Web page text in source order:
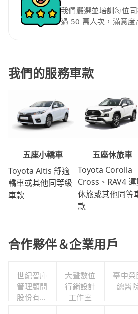
我們嚴選並培訓每位
過 50 萬人次，滿意度
我們的服務車款
五座小轎車
Toyota Altis 舒適
轎車或其他同等級
車款
五座休旅車
Toyota Corolla
Cross、RAV4
休旅或其他同等
款
合作夥伴＆企業用戶
世紀智庫
管理顧問
股份有限
大聲數位
行銷設計
工作室
臺中榮
總醫